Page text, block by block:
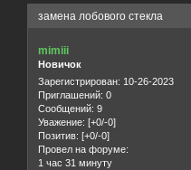
замена лобового стекла
mimiii
Новичок
Зарегистрирован: 10-26-2023
Приглашений: 0
Сообщений: 9
Уважение: [+0/-0]
Позитив: [+0/-0]
Провел на форуме:
1 час 31 минуту